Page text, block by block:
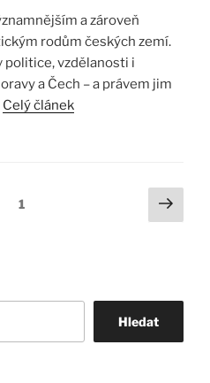
a zároveň
rodům českých zemí.
politice, vzdělanosti i
a Čech – a právem jim
Celý článek
1
Další
Hledat